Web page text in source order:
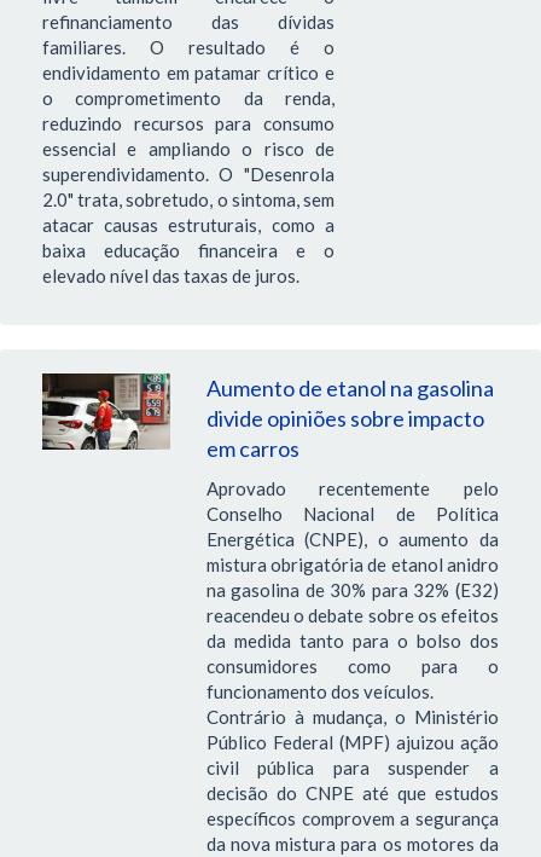
refinanciamento das dívidas
familiares. O resultado é o
endividamento em patamar crítico e
o comprometimento da renda,
reduzindo recursos para consumo
essencial e ampliando o risco de
superendividamento. O "Desenrola
2.0" trata, sobretudo, o sintoma, sem
atacar causas estruturais, como a
baixa educação financeira e o
elevado nível das taxas de juros.
Aumento de etanol na gasolina
divide opiniões sobre impacto
em carros
Aprovado recentemente pelo
Conselho Nacional de Política
Energética (CNPE), o aumento da
mistura obrigatória de etanol anidro
na gasolina de 30% para 32% (E32)
reacendeu o debate sobre os efeitos
da medida tanto para o bolso dos
consumidores como para o
funcionamento dos veículos.
Contrário à mudança, o Ministério
Público Federal (MPF) ajuizou ação
civil pública para suspender a
decisão do CNPE até que estudos
específicos comprovem a segurança
da nova mistura para os motores da